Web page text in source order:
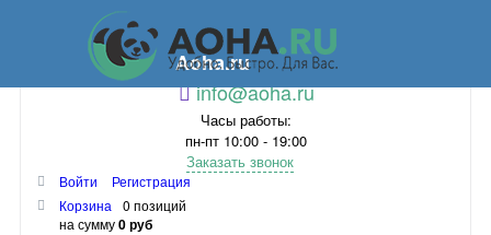
Aoha.ru
info@aoha.ru
Часы работы:
пн-пт 10:00 - 19:00
Заказать звонок
Войти
Регистрация
Корзина
0 позиций
на сумму0 руб